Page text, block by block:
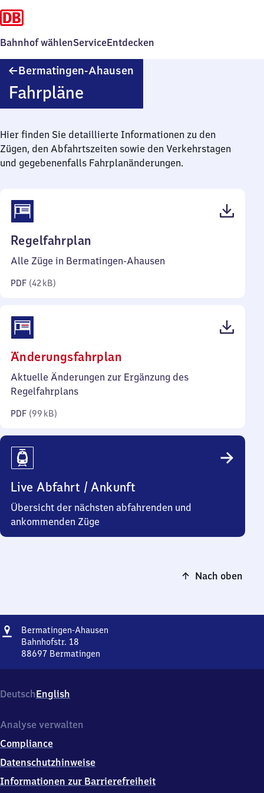
Bahnhof wählenServiceEntdecken
Bermatingen-Ahausen
Fahrpläne
Hier finden Sie detaillierte Informationen zu den
Zügen, den Abfahrtszeiten sowie den Verkehrstagen
und gegebenenfalls Fahrplanänderungen.
Regelfahrplan
42
Alle Züge in Bermatingen-Ahausen
PDF (42 kB)
Änderungsfahrplan
99
Aktuelle Änderungen zur Ergänzung des
Regelfahrplans
PDF (99 kB)
Live Abfahrt / Ankunft
Übersicht der nächsten abfahrenden und
ankommenden Züge
Nach oben
Adresse
Bermatingen-Ahausen
Bahnhofstr. 18
88697 Bermatingen
Bahnhofstr.
18,
8
9
7
DeutschEnglish
Analyse verwalten
Compliance
Datenschutzhinweise
Informationen zur Barrierefreiheit